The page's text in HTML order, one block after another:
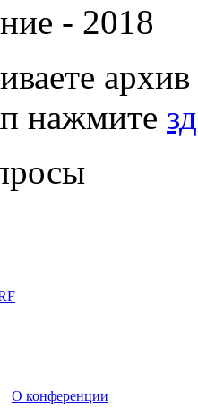
- 2018
нажмите
О конференции